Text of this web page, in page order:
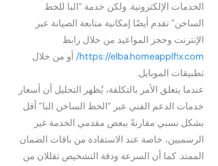
الخدمات الإلكترونية. ولكن خدمة “البا للخط
الساخن” تقدم أيضًا إمكانية متابعة الصيانة عبر
الإنترنت وحجز المواعيد من خلال رابط
https://elba.homeapplfix.com/ أو من خلال
تطبيقات الموبايل.
عندما يتعلق الأمر بالتكلفة، يُظهر التحليل أن أسعار
خدمات الدعم الفني عبر “الخط الساخن البا” أقل
بشكل نسبي مقارنةً ببعض مقدمي الخدمة غير
الرسميين، خاصة عند الاستفادة من باقات الضمان
الممتد. كما أن السرعة ودقة التشخيص تقللان من